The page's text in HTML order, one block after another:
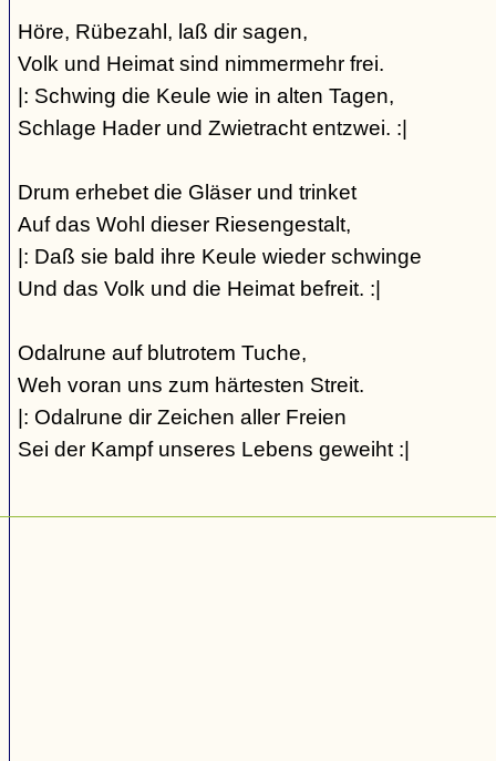
Höre, Rübezahl, laß dir sagen,
Volk und Heimat sind nimmermehr frei.
|: Schwing die Keule wie in alten Tagen,
Schlage Hader und Zwietracht entzwei. :|
Drum erhebet die Gläser und trinket
Auf das Wohl dieser Riesengestalt,
|: Daß sie bald ihre Keule wieder schwinge
Und das Volk und die Heimat befreit. :|
Odalrune auf blutrotem Tuche,
Weh voran uns zum härtesten Streit.
|: Odalrune dir Zeichen aller Freien
Sei der Kampf unseres Lebens geweiht :|